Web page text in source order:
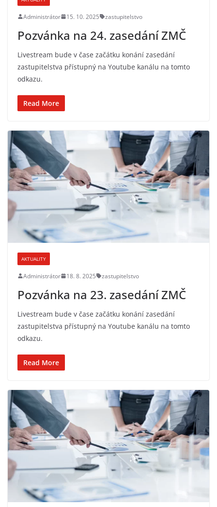
Administrátor 15. 10. 2025 zastupitelstvo
Pozvánka na 24. zasedání ZMČ
Livestream bude v čase začátku konání zasedání
zastupitelstva přístupný na Youtube kanálu na tomto
odkazu.
Read More
AKTUALITY
Administrátor 18. 8. 2025 zastupitelstvo
Pozvánka na 23. zasedání ZMČ
Livestream bude v čase začátku konání zasedání
zastupitelstva přístupný na Youtube kanálu na tomto
odkazu.
Read More